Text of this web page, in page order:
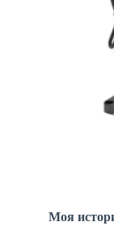
Моя